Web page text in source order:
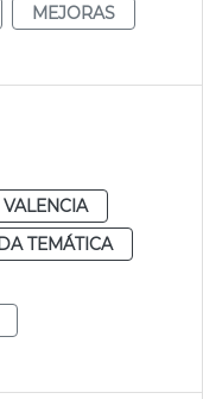
MEJORAS
VALENCIA
TEMÁTICA